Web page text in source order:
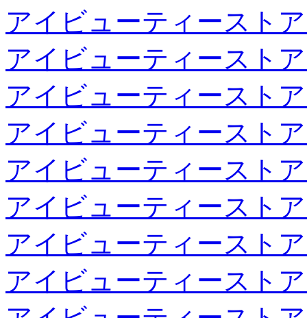
アイビューティースト
アイビューティースト
アイビューティースト
アイビューティースト
アイビューティースト
アイビューティースト
アイビューティースト
アイビューティースト